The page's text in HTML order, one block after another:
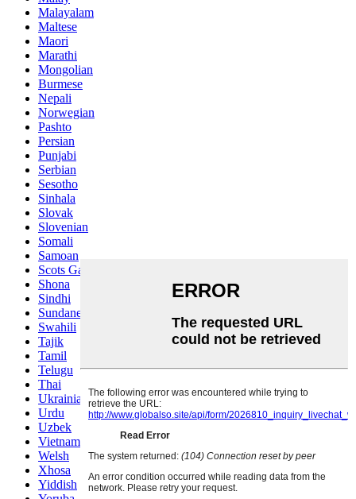
Malayalam
Maltese
Maori
Marathi
Mongolian
Burmese
Nepali
Norwegian
Pashto
Persian
Punjabi
Serbian
Sesotho
Sinhala
Slovak
Slovenian
Somali
Samoan
Scots Gaelic
Shona
Sindhi
Sundanese
Swahili
Tajik
Tamil
Telugu
Thai
Ukrainian
Urdu
Uzbek
Vietnamese
Welsh
Xhosa
Yiddish